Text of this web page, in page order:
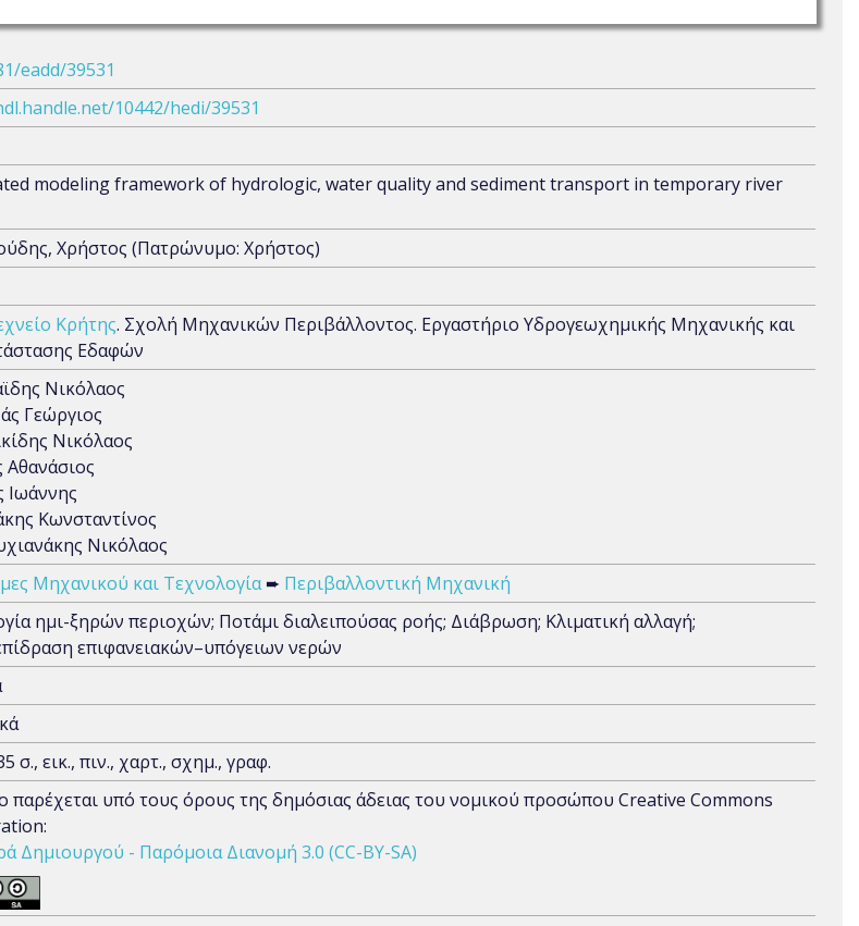
eadd/39531
10442/hedi/39531
modeling framework of hydrologic, water quality and sediment transport in temporary river
Χρήστος (Πατρώνυμο: Χρήστος)
Κρήτης. Σχολή Μηχανικών Περιβάλλοντος. Εργαστήριο Υδρογεωχημικής Μηχανικής και
Εδαφών
Νικόλαος
Γεώργιος
Νικόλαος
Αθανάσιος
Ιωάννης
Κωνσταντίνος
Νικόλαος
Μηχανικού και Τεχνολογία➨ Περιβαλλοντική Μηχανική
ημι-ξηρών περιοχών; Ποτάμι διαλειπούσας ροής; Διάβρωση; Κλιματική αλλαγή;
επιφανειακών–υπόγειων νερών
σ., εικ., πιν., χαρτ., σχημ., γραφ.
παρέχεται υπό τους όρους της δημόσιας άδειας του νομικού προσώπου Creative Commons
Δημιουργού - Παρόμοια Διανομή 3.0 (CC-BY-SA)